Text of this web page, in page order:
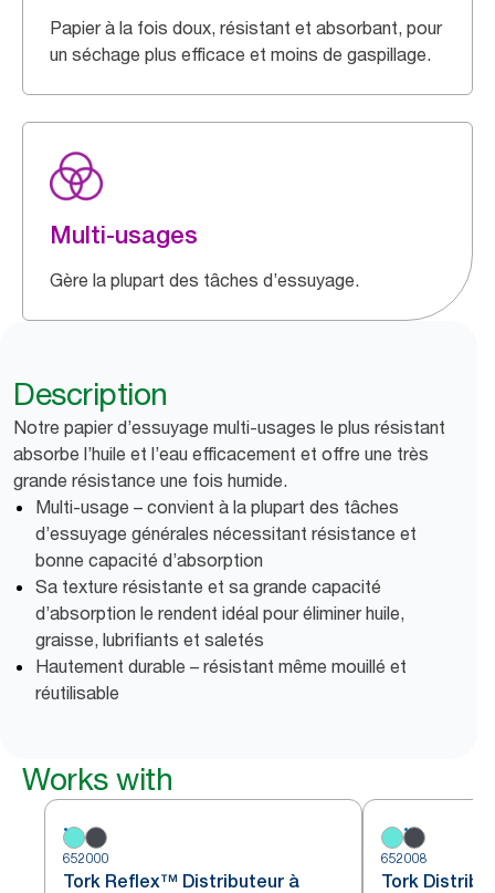
Papier à la fois doux, résistant et absorbant, pour
un séchage plus efficace et moins de gaspillage.
Multi-usages
Gère la plupart des tâches d’essuyage.
Description
Notre papier d’essuyage multi-usages le plus résistant
absorbe l’huile et l’eau efficacement et offre une très
grande résistance une fois humide.
Multi-usage – convient à la plupart des tâches
d’essuyage générales nécessitant résistance et
bonne capacité d’absorption
Sa texture résistante et sa grande capacité
d’absorption le rendent idéal pour éliminer huile,
graisse, lubrifiants et saletés
Hautement durable – résistant même mouillé et
réutilisable
Works with
652000
Tork Reflex™ Distributeur à
652008
Tork